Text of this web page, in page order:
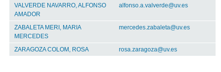
VALVERDE NAVARRO, ALFONSO
AMADOR
alfonso.a.valverde@uv.es
ZABALETA MERI, MARIA
MERCEDES
mercedes.zabaleta@uv.es
ZARAGOZA COLOM, ROSA rosa.zaragoza@uv.es